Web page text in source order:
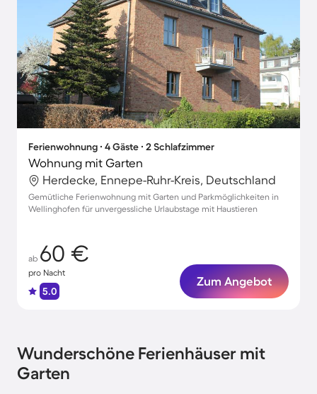
Ferienwohnung ∙ 4 Gäste ∙ 2 Schlafzimmer
Wohnung mit Garten
Herdecke, Ennepe-Ruhr-Kreis, Deutschland
Gemütliche Ferienwohnung mit Garten und Parkmöglichkeiten in
Wellinghofen für unvergessliche Urlaubstage mit Haustieren
ab 60 €
pro Nacht
5.0
Zum Angebot
Wunderschöne Ferienhäuser mit
Garten